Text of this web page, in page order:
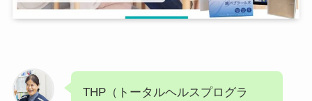
THP（トータルヘルスプログラ